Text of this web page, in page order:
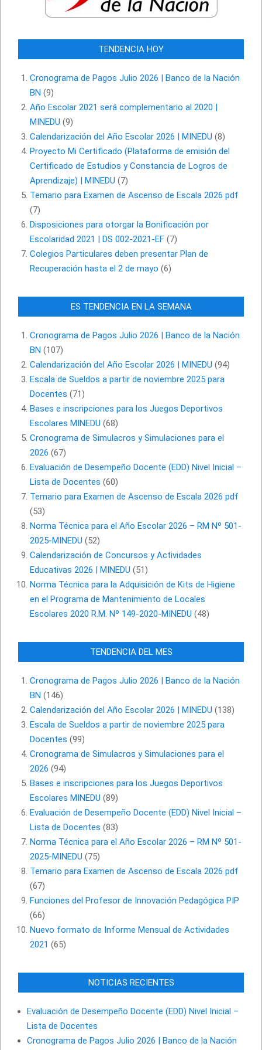
TENDENCIA HOY
Cronograma de Pagos Julio 2026 | Banco de la Nación
BN (9)
Año Escolar 2021 será complementario al 2020 |
MINEDU (9)
Calendarización del Año Escolar 2026 | MINEDU (8)
Proyecto Mi Certificado (Plataforma de emisión del
Certificado de Estudios y Constancia de Logros de
Aprendizaje) | MINEDU (7)
Temario para Examen de Ascenso de Escala 2026 pdf
(7)
Disposiciones para otorgar la Bonificación por
Escolaridad 2021 | DS 002-2021-EF (7)
Colegios Particulares deben presentar Plan de
Recuperación hasta el 2 de mayo (6)
ES TENDENCIA EN LA SEMANA
Cronograma de Pagos Julio 2026 | Banco de la Nación
BN (107)
Calendarización del Año Escolar 2026 | MINEDU (94)
Escala de Sueldos a partir de noviembre 2025 para
Docentes (71)
Bases e inscripciones para los Juegos Deportivos
Escolares MINEDU (68)
Cronograma de Simulacros y Simulaciones para el
2026 (67)
Evaluación de Desempeño Docente (EDD) Nivel Inicial –
Lista de Docentes (60)
Temario para Examen de Ascenso de Escala 2026 pdf
(53)
Norma Técnica para el Año Escolar 2026 – RM Nº 501-
2025-MINEDU (52)
Calendarización de Concursos y Actividades
Educativas 2026 | MINEDU (51)
Norma Técnica para la Adquisición de Kits de Higiene
en el Programa de Mantenimiento de Locales
Escolares 2020 R.M. Nº 149-2020-MINEDU (48)
TENDENCIA DEL MES
Cronograma de Pagos Julio 2026 | Banco de la Nación
BN (146)
Calendarización del Año Escolar 2026 | MINEDU (138)
Escala de Sueldos a partir de noviembre 2025 para
Docentes (99)
Cronograma de Simulacros y Simulaciones para el
2026 (94)
Bases e inscripciones para los Juegos Deportivos
Escolares MINEDU (89)
Evaluación de Desempeño Docente (EDD) Nivel Inicial –
Lista de Docentes (83)
Norma Técnica para el Año Escolar 2026 – RM Nº 501-
2025-MINEDU (75)
Temario para Examen de Ascenso de Escala 2026 pdf
(67)
Funciones del Profesor de Innovación Pedagógica PIP
(66)
Nuevo formato de Informe Mensual de Actividades
2021 (65)
NOTICIAS RECIENTES
Evaluación de Desempeño Docente (EDD) Nivel Inicial –
Lista de Docentes
Cronograma de Pagos Julio 2026 | Banco de la Nación